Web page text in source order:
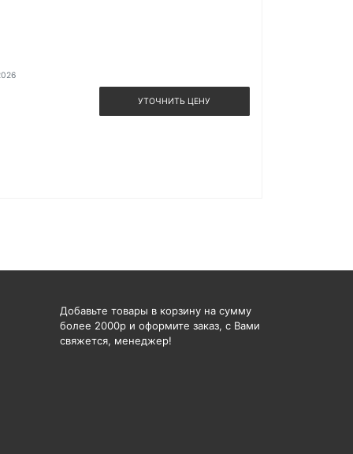
УТОЧНИТЬ ЦЕНУ
Добавьте товары в корзину на сумму
более 2000р и оформите заказ, с Вами
свяжется, менеджер!